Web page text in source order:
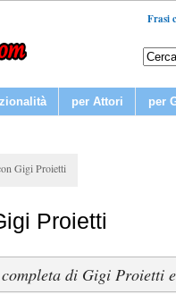
Frasi
per Attori per
Gigi Proietti
Proietti
di Gigi Proietti